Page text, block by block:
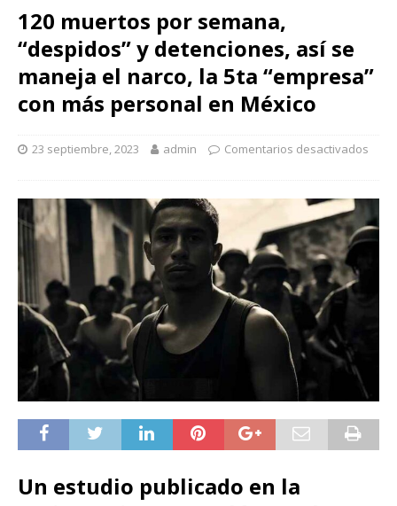
120 muertos por semana,
“despidos” y detenciones, así se
maneja el narco, la 5ta “empresa”
con más personal en México
23 septiembre, 2023 admin Comentarios desactivados
Un estudio publicado en la